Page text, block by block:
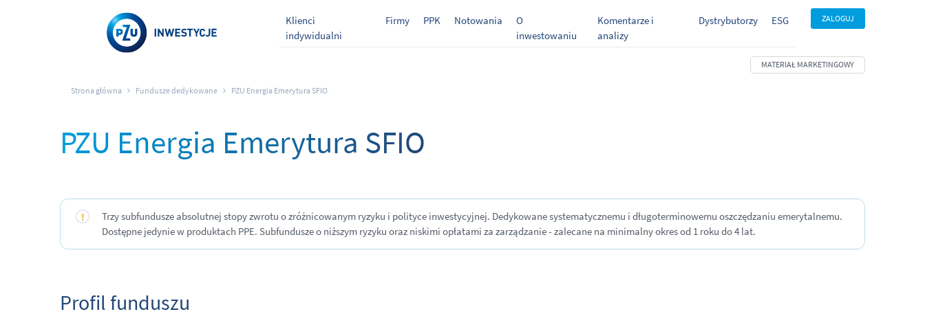
Klienci
indywidualni
Firmy PPK Notowania
O
inwestowaniu
Komentarze i
analizy
Dystrybutorzy ESG ZALOGUJ
Strona główna Fundusze dedykowane PZU Energia Emerytura SFIO
PZU Energia Emerytura SFIO
Trzy subfundusze absolutnej stopy zwrotu o zróżnicowanym ryzyku i polityce inwestycyjnej. Dedykowane systematycznemu i długoterminowemu oszczędzaniu emerytalnemu.
Dostępne jedynie w produktach PPE. Subfundusze o niższym ryzyku oraz niskimi opłatami za zarządzanie - zalecane na minimalny okres od 1 roku do 4 lat.
Profil funduszu